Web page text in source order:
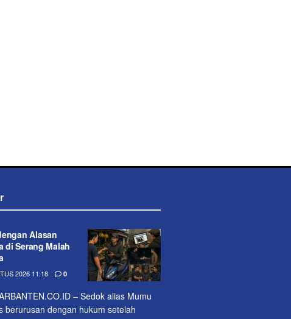
Alasan
di Serang Malah
2026 11:18 0
– Sedok alias Mumu
berurusan dengan hukum setelah